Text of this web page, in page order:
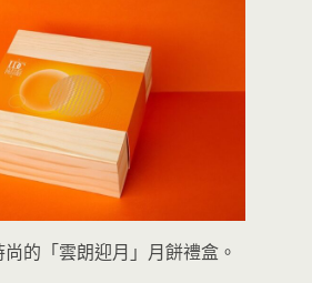
的「雲朗迎月」月餅禮盒。